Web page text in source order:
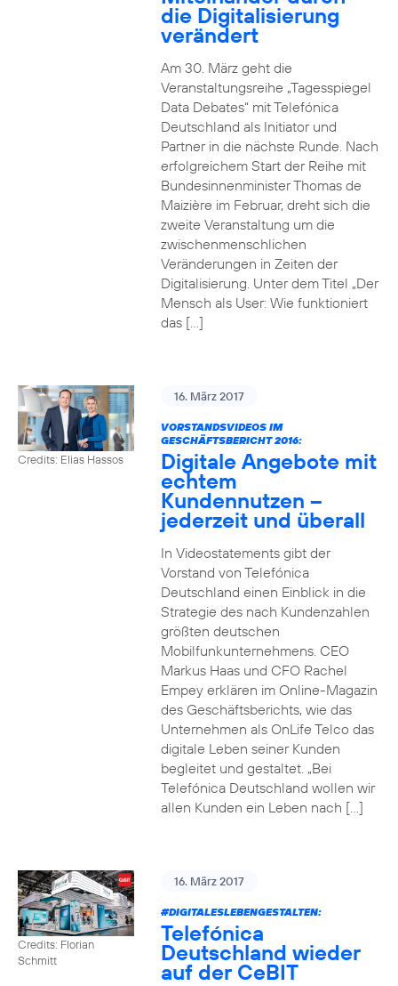
die Digitalisierung
verändert
Am 30. März geht die
Veranstaltungsreihe „Tagesspiegel
Data Debates“ mit Telefónica
Deutschland als Initiator und
Partner in die nächste Runde. Nach
erfolgreichem Start der Reihe mit
Bundesinnenminister Thomas de
Maizière im Februar, dreht sich die
zweite Veranstaltung um die
zwischenmenschlichen
Veränderungen in Zeiten der
Digitalisierung. Unter dem Titel „Der
Mensch als User: Wie funktioniert
das […]
Credits: Elias Hassos
16. März 2017
VORSTANDSVIDEOS IM
GESCHÄFTSBERICHT 2016:
Digitale Angebote mit
echtem
Kundennutzen –
jederzeit und überall
In Videostatements gibt der
Vorstand von Telefónica
Deutschland einen Einblick in die
Strategie des nach Kundenzahlen
größten deutschen
Mobilfunkunternehmens. CEO
Markus Haas und CFO Rachel
Empey erklären im Online-Magazin
des Geschäftsberichts, wie das
Unternehmen als OnLife Telco das
digitale Leben seiner Kunden
begleitet und gestaltet. „Bei
Telefónica Deutschland wollen wir
allen Kunden ein Leben nach […]
Credits: Florian
Schmitt
16. März 2017
#DIGITALESLEBENGESTALTEN:
Telefónica
Deutschland wieder
auf der CeBIT